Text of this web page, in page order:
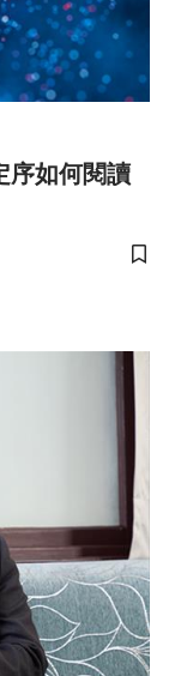
序如何閱讀
儲